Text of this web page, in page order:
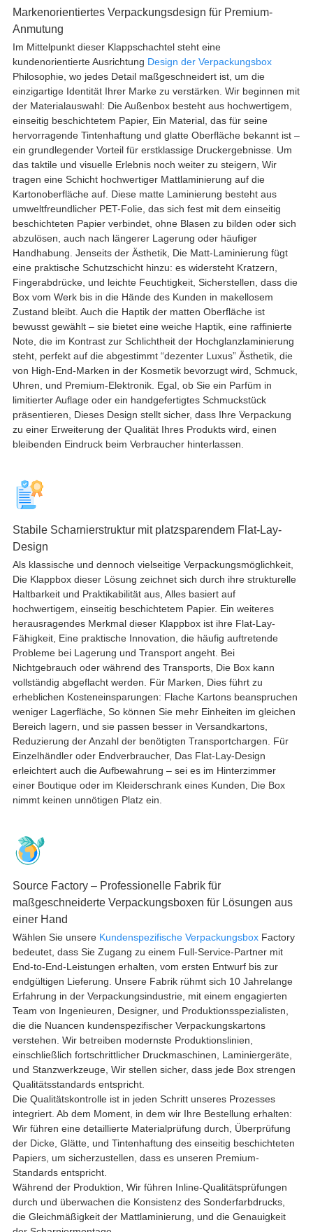
Markenorientiertes Verpackungsdesign für Premium-
Anmutung
Im Mittelpunkt dieser Klappschachtel steht eine
kundenorientierte Ausrichtung Design der Verpackungsbox
Philosophie, wo jedes Detail maßgeschneidert ist, um die
einzigartige Identität Ihrer Marke zu verstärken. Wir beginnen mit
der Materialauswahl: Die Außenbox besteht aus hochwertigem,
einseitig beschichtetem Papier, Ein Material, das für seine
hervorragende Tintenhaftung und glatte Oberfläche bekannt ist –
ein grundlegender Vorteil für erstklassige Druckergebnisse. Um
das taktile und visuelle Erlebnis noch weiter zu steigern, Wir
tragen eine Schicht hochwertiger Mattlaminierung auf die
Kartonoberfläche auf. Diese matte Laminierung besteht aus
umweltfreundlicher PET-Folie, das sich fest mit dem einseitig
beschichteten Papier verbindet, ohne Blasen zu bilden oder sich
abzulösen, auch nach längerer Lagerung oder häufiger
Handhabung. Jenseits der Ästhetik, Die Matt-Laminierung fügt
eine praktische Schutzschicht hinzu: es widersteht Kratzern,
Fingerabdrücke, und leichte Feuchtigkeit, Sicherstellen, dass die
Box vom Werk bis in die Hände des Kunden in makellosem
Zustand bleibt. Auch die Haptik der matten Oberfläche ist
bewusst gewählt – sie bietet eine weiche Haptik, eine raffinierte
Note, die im Kontrast zur Schlichtheit der Hochglanzlaminierung
steht, perfekt auf die abgestimmt “dezenter Luxus” Ästhetik, die
von High-End-Marken in der Kosmetik bevorzugt wird, Schmuck,
Uhren, und Premium-Elektronik. Egal, ob Sie ein Parfüm in
limitierter Auflage oder ein handgefertigtes Schmuckstück
präsentieren, Dieses Design stellt sicher, dass Ihre Verpackung
zu einer Erweiterung der Qualität Ihres Produkts wird, einen
bleibenden Eindruck beim Verbraucher hinterlassen.
Stabile Scharnierstruktur mit platzsparendem Flat-Lay-
Design
Als klassische und dennoch vielseitige Verpackungsmöglichkeit,
Die Klappbox dieser Lösung zeichnet sich durch ihre strukturelle
Haltbarkeit und Praktikabilität aus, Alles basiert auf
hochwertigem, einseitig beschichtetem Papier. Ein weiteres
herausragendes Merkmal dieser Klappbox ist ihre Flat-Lay-
Fähigkeit, Eine praktische Innovation, die häufig auftretende
Probleme bei Lagerung und Transport angeht. Bei
Nichtgebrauch oder während des Transports, Die Box kann
vollständig abgeflacht werden. Für Marken, Dies führt zu
erheblichen Kosteneinsparungen: Flache Kartons beanspruchen
weniger Lagerfläche, So können Sie mehr Einheiten im gleichen
Bereich lagern, und sie passen besser in Versandkartons,
Reduzierung der Anzahl der benötigten Transportchargen. Für
Einzelhändler oder Endverbraucher, Das Flat-Lay-Design
erleichtert auch die Aufbewahrung – sei es im Hinterzimmer
einer Boutique oder im Kleiderschrank eines Kunden, Die Box
nimmt keinen unnötigen Platz ein.
Source Factory – Professionelle Fabrik für
maßgeschneiderte Verpackungsboxen für Lösungen aus
einer Hand
Wählen Sie unsere Kundenspezifische VerpackungsboxFactory
bedeutet, dass Sie Zugang zu einem Full-Service-Partner mit
End-to-End-Leistungen erhalten, vom ersten Entwurf bis zur
endgültigen Lieferung. Unsere Fabrik rühmt sich 10 Jahrelange
Erfahrung in der Verpackungsindustrie, mit einem engagierten
Team von Ingenieuren, Designer, und Produktionsspezialisten,
die die Nuancen kundenspezifischer Verpackungskartons
verstehen. Wir betreiben modernste Produktionslinien,
einschließlich fortschrittlicher Druckmaschinen, Laminiergeräte,
und Stanzwerkzeuge, Wir stellen sicher, dass jede Box strengen
Qualitätsstandards entspricht.
Die Qualitätskontrolle ist in jeden Schritt unseres Prozesses
integriert. Ab dem Moment, in dem wir Ihre Bestellung erhalten:
Wir führen eine detaillierte Materialprüfung durch, Überprüfung
der Dicke, Glätte, und Tintenhaftung des einseitig beschichteten
Papiers, um sicherzustellen, dass es unseren Premium-
Standards entspricht.
Während der Produktion, Wir führen Inline-Qualitätsprüfungen
durch und überwachen die Konsistenz des Sonderfarbdrucks,
die Gleichmäßigkeit der Mattlaminierung, und die Genauigkeit